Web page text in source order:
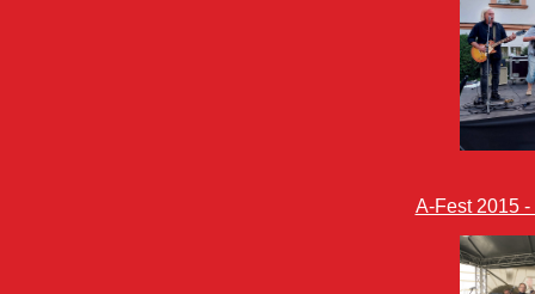
A-Fest 2015